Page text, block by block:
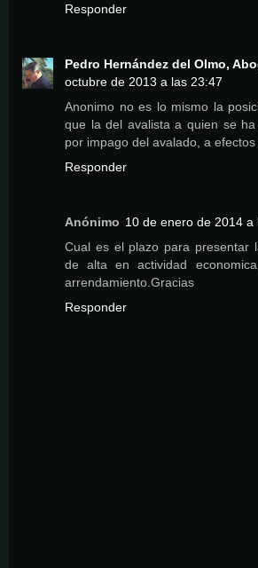
Responder
Pedro Hernández del Olmo,
octubre de 2013 a las 23:47
Anonimo no es lo mismo la
que la del avalista a quien se
por impago del avalado, a
Responder
Anónimo 10 de enero de 2014 a
Cual es el plazo para presentar
de alta en actividad
arrendamiento.Gracias
Responder